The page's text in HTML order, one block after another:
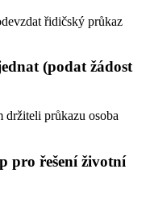
řidičský průkaz
(podat žádost
držiteli průkazu osoba
pro řešení životní